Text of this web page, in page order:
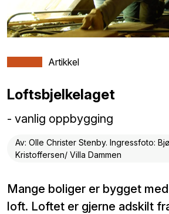
Artikkel
Loftsbjelkelaget
- vanlig oppbygging
Av: Olle Christer Stenby. Ingressfoto:
Kristoffersen/ Villa Dammen
Mange boliger er bygget
loft. Loftet er gjerne adskilt